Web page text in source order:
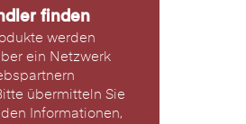
finden
werden
ein Netzwerk
übermitteln Sie
Informationen,